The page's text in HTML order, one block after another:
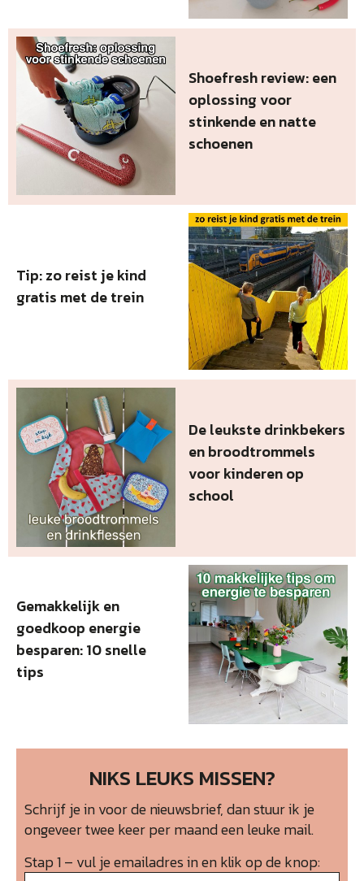
Shoefresh review: een
oplossing voor
stinkende en natte
schoenen
Tip: zo reist je kind
gratis met de trein
De leukste drinkbekers
en broodtrommels
voor kinderen op
school
Gemakkelijk en
goedkoop energie
besparen: 10 snelle
tips
NIKS LEUKS MISSEN?
Schrijf je in voor de nieuwsbrief, dan stuur ik je
ongeveer twee keer per maand een leuke mail.
Stap 1 – vul je emailadres in en klik op de knop: